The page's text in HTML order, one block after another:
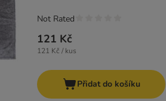
121 Kč
121 Kč / kus
Not Rated
Přidat do košíku